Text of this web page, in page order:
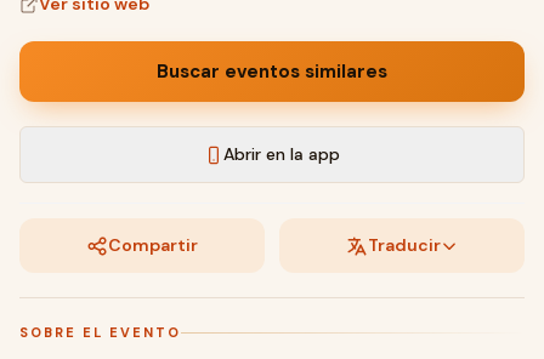
Buscar eventos similares
Abrir en la app
Compartir Traducir
SOBRE EL EVENTO